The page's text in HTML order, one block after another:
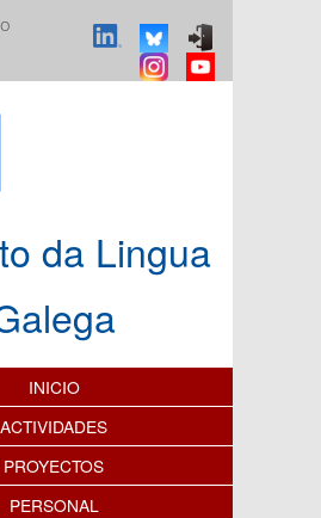
da Lingua
INICIO
ACTIVIDADES
PROYECTOS
PERSONAL